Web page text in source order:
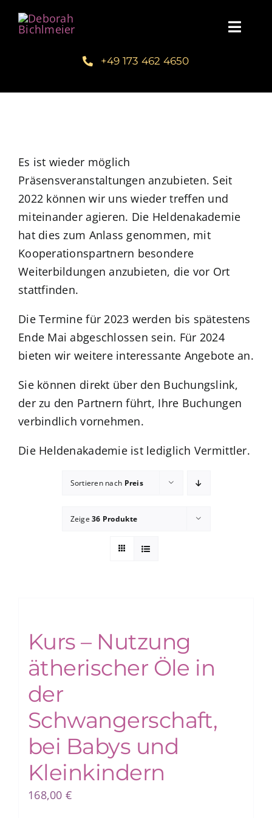
Inhalt
Schreib dein Buch
Kuntur Verlag
+49 173 462 4650
Es ist wieder möglich
Präsensveranstaltungen anzubieten. Seit
2022 können wir uns wieder treffen und
miteinander agieren. Die Heldenakademie
hat dies zum Anlass genommen, mit
Kooperationspartnern besondere
Weiterbildungen anzubieten, die vor Ort
stattfinden.
Die Termine für 2023 werden bis spätestens
Ende Mai abgeschlossen sein. Für 2024
bieten wir weitere interessante Angebote an.
Sie können direkt über den Buchungslink,
der zu den Partnern führt, Ihre Buchungen
verbindlich vornehmen.
Die Heldenakademie ist lediglich Vermittler.
Sortieren nach Preis
Zeige36 Produkte
Kurs – Nutzung
ätherischer Öle in
der
Schwangerschaft,
bei Babys und
Kleinkindern
168,00 €